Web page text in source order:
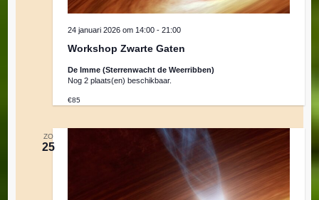
Workshop Zwarte Gaten
24 januari 2026 om 14:00 -21:00
De Imme (Sterrenwacht de Weerribben)
Nog 2 plaats(en) beschikbaar.
€85
ZO
25